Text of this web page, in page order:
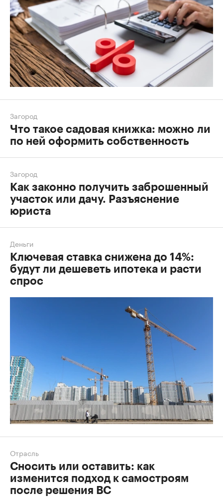
Загород
Что такое садовая книжка: можно ли
по ней оформить собственность
Загород
Как законно получить заброшенный
участок или дачу. Разъяснение
юриста
Деньги
Ключевая ставка снижена до 14%:
будут ли дешеветь ипотека и расти
спрос
Отрасль
Сносить или оставить: как
изменится подход к самостроям
после решения ВС